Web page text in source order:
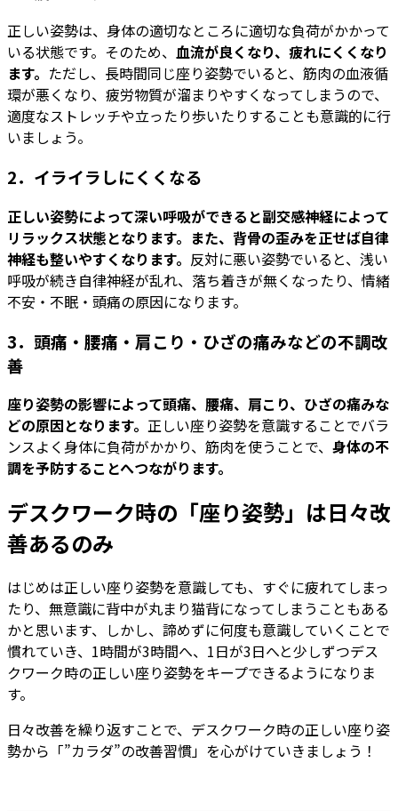
正しい姿勢は、身体の適切なところに適切な負荷がかかって
いる状態です。そのため、 ⾎流が良くなり、疲れにくくなり
ます。 ただし、⻑時間同じ座り姿勢でいると、筋肉の⾎液循
環が悪くなり、疲労物質が溜まりやすくなってしまうので、
適度なストレッチや立ったり歩いたりすることも意識的に行
いましょう。
2．イライラしにくくなる
正しい姿勢によって深い呼吸ができると副交感神経によって
リラックス状態となります。また、背骨の歪みを正せば自律
神経も整いやすくなります。 反対に悪い姿勢でいると、浅い
呼吸が続き⾃律神経が乱れ、落ち着きが無くなったり、情緒
不安・不眠・頭痛の原因になります。
3．頭痛・腰痛・肩こり・ひざの痛みなどの不調改
善
座り姿勢の影響によって頭痛、腰痛、肩こり、ひざの痛みな
どの原因となります。 正しい座り姿勢を意識することでバラ
ンスよく⾝体に負荷がかかり、筋⾁を使うことで、 ⾝体の不
調を予防することへつながります。
デスクワーク時の「座り姿勢」は日々改
善あるのみ
はじめは正しい座り姿勢を意識しても、すぐに疲れてしまっ
たり、無意識に背中が丸まり猫背になってしまうこともある
かと思います、しかし、諦めずに何度も意識していくことで
慣れていき、1時間が3時間へ、1日が3日へと少しずつデス
クワーク時の正しい座り姿勢をキープできるようになりま
す。
日々改善を繰り返すことで、デスクワーク時の正しい座り姿
勢から「”カラダ”の改善習慣」を心がけていきましょう！